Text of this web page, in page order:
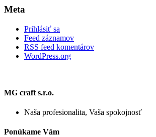
Meta
Prihlásiť sa
Feed záznamov
RSS feed komentárov
WordPress.org
MG craft s.r.o.
Naša profesionalita, Vaša spokojnosť
Ponúkame Vám